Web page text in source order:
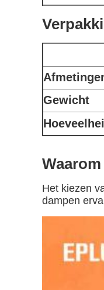
Gewicht
Het kiezen
dampen